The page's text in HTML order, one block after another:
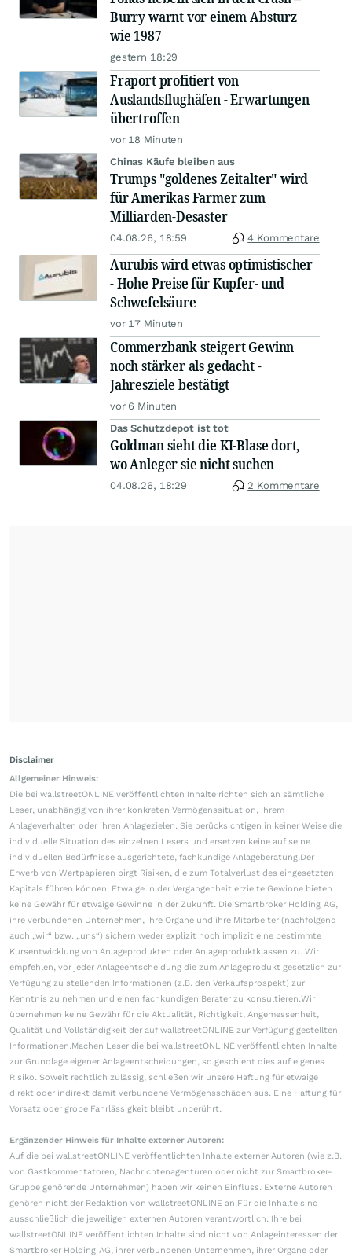
Burry warnt vor einem Absturz
wie 1987
gestern 18:29
Fraport profitiert von
Auslandsflughäfen - Erwartungen
übertroffen
vor 18 Minuten
Chinas Käufe bleiben aus
Trumps "goldenes Zeitalter" wird
für Amerikas Farmer zum
Milliarden-Desaster
04.08.26, 18:59 4 Kommentare
Aurubis wird etwas optimistischer
- Hohe Preise für Kupfer- und
Schwefelsäure
vor 17 Minuten
Commerzbank steigert Gewinn
noch stärker als gedacht -
Jahresziele bestätigt
vor 6 Minuten
Das Schutzdepot ist tot
Goldman sieht die KI-Blase dort,
wo Anleger sie nicht suchen
04.08.26, 18:29 2 Kommentare
Disclaimer
Allgemeiner Hinweis:
Die bei wallstreetONLINE veröffentlichten Inhalte richten sich an sämtliche
Leser, unabhängig von ihrer konkreten Vermögenssituation, ihrem
Anlageverhalten oder ihren Anlagezielen. Sie berücksichtigen in keiner Weise die
individuelle Situation des einzelnen Lesers und ersetzen keine auf seine
individuellen Bedürfnisse ausgerichtete, fachkundige Anlageberatung.Der
Erwerb von Wertpapieren birgt Risiken, die zum Totalverlust des eingesetzten
Kapitals führen können. Etwaige in der Vergangenheit erzielte Gewinne bieten
keine Gewähr für etwaige Gewinne in der Zukunft. Die Smartbroker Holding AG,
ihre verbundenen Unternehmen, ihre Organe und ihre Mitarbeiter (nachfolgend
auch „wir“ bzw. „uns“) sichern weder explizit noch implizit eine bestimmte
Kursentwicklung von Anlageprodukten oder Anlageproduktklassen zu. Wir
empfehlen, vor jeder Anlageentscheidung die zum Anlageprodukt gesetzlich zur
Verfügung zu stellenden Informationen (z.B. den Verkaufsprospekt) zur
Kenntnis zu nehmen und einen fachkundigen Berater zu konsultieren.Wir
übernehmen keine Gewähr für die Aktualität, Richtigkeit, Angemessenheit,
Qualität und Vollständigkeit der auf wallstreetONLINE zur Verfügung gestellten
Informationen.Machen Leser die bei wallstreetONLINE veröffentlichten Inhalte
zur Grundlage eigener Anlageentscheidungen, so geschieht dies auf eigenes
Risiko. Soweit rechtlich zulässig, schließen wir unsere Haftung für etwaige
direkt oder indirekt damit verbundene Vermögensschäden aus. Eine Haftung für
Vorsatz oder grobe Fahrlässigkeit bleibt unberührt.
Ergänzender Hinweis für Inhalte externer Autoren:
Auf die bei wallstreetONLINE veröffentlichten Inhalte externer Autoren (wie z.B.
von Gastkommentatoren, Nachrichtenagenturen oder nicht zur Smartbroker-
Gruppe gehörende Unternehmen) haben wir keinen Einfluss. Externe Autoren
gehören nicht der Redaktion von wallstreetONLINE an.Für die Inhalte sind
ausschließlich die jeweiligen externen Autoren verantwortlich. Ihre bei
wallstreetONLINE veröffentlichten Inhalte sind nicht von Anlageinteressen der
Smartbroker Holding AG, ihrer verbundenen Unternehmen, ihrer Organe oder